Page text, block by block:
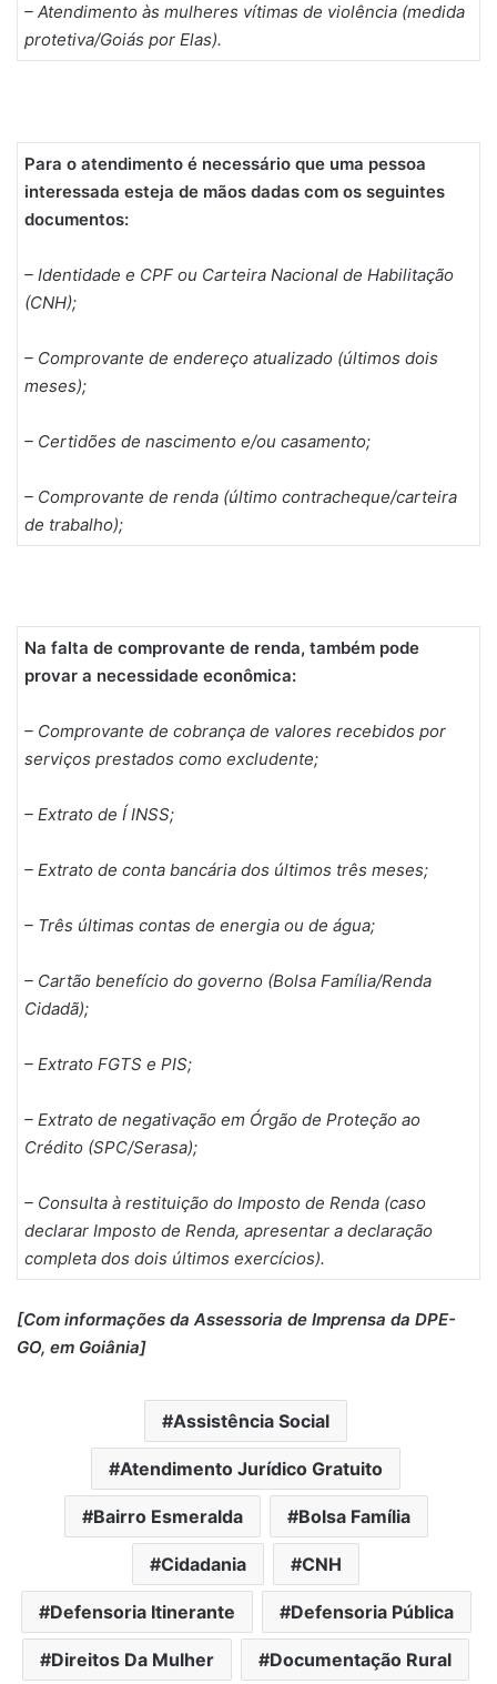
– Atendimento às mulheres vítimas de violência (medida
protetiva/Goiás por Elas).
Para o atendimento é necessário que uma pessoa
interessada esteja de mãos dadas com os seguintes
documentos:
– Identidade e CPF ou Carteira Nacional de Habilitação
(CNH);
– Comprovante de endereço atualizado (últimos dois
meses);
– Certidões de nascimento e/ou casamento;
– Comprovante de renda (último contracheque/carteira
de trabalho);
Na falta de comprovante de renda, também pode
provar a necessidade econômica:
– Comprovante de cobrança de valores recebidos por
serviços prestados como excludente;
– Extrato de Í INSS;
– Extrato de conta bancária dos últimos três meses;
– Três últimas contas de energia ou de água;
– Cartão benefício do governo (Bolsa Família/Renda
Cidadã);
– Extrato FGTS e PIS;
– Extrato de negativação em Órgão de Proteção ao
Crédito (SPC/Serasa);
– Consulta à restituição do Imposto de Renda (caso
declarar Imposto de Renda, apresentar a declaração
completa dos dois últimos exercícios).
[Com informações da Assessoria de Imprensa da DPE-
GO, em Goiânia]
Assistência Social
Atendimento Jurídico Gratuito
Bairro Esmeralda Bolsa Família
Cidadania CNH
Defensoria Itinerante Defensoria Pública
Direitos Da Mulher Documentação Rural